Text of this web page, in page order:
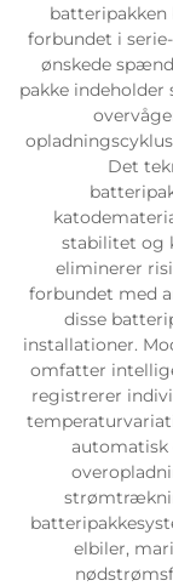
forbundet i
ønskede
pakke
Det
stabilitet og
eliminerer
forbundet med
disse
installationer.
omfatter
registrerer
elbiler,